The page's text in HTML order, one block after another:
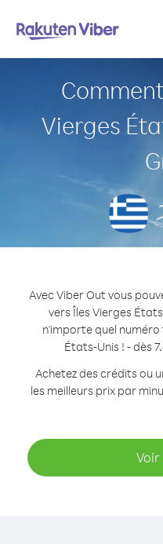
Vierges
Avec Viber Out vous
vers Îles Vierges
n'importe quel numéro
États-Unis ! - dès
Achetez des crédits ou
les meilleurs prix par